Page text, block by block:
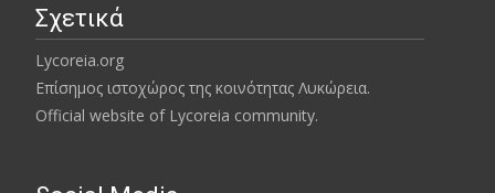
Σχετικά
Lycoreia.org
Επίσημος ιστοχώρος της κοινότητας Λυκώρεια.
Official website of Lycoreia community.